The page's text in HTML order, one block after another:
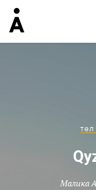
ТӨЛ
Малика